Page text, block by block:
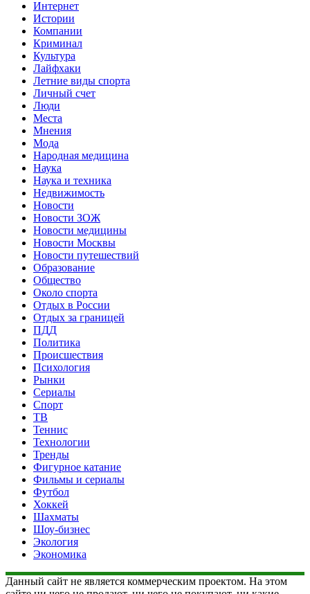
Интернет
Истории
Компании
Криминал
Культура
Лайфхаки
Летние виды спорта
Личный счет
Люди
Места
Мнения
Мода
Народная медицина
Наука
Наука и техника
Недвижимость
Новости
Новости ЗОЖ
Новости медицины
Новости Москвы
Новости путешествий
Образование
Общество
Около спорта
Отдых в России
Отдых за границей
ПДД
Политика
Происшествия
Психология
Рынки
Сериалы
Спорт
ТВ
Теннис
Технологии
Тренды
Фигурное катание
Фильмы и сериалы
Футбол
Хоккей
Шахматы
Шоу-бизнес
Экология
Экономика
Данный сайт не является коммерческим проектом. На этом